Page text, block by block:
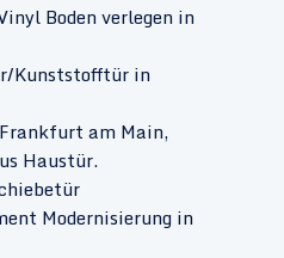
Boden verlegen in
Kunststofftür in
am Main,
Haustür.
Modernisierung in